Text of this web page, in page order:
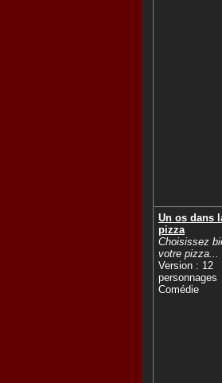
Un os dans
pizza
Choisissez
votre pizza...
Version : 12
personnages
Comédie